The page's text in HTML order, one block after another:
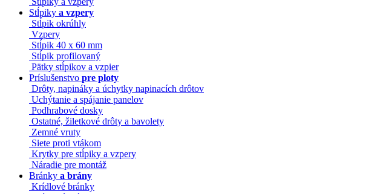
Stĺpiky a vzpery
Stĺpik okrúhly
Vzpery
Stĺpik 40 x 60 mm
Stĺpik profilovaný
Pätky stĺpikov a vzpier
Príslušenstvo pre ploty
Drôty, napináky a úchytky napinacích drôtov
Uchýtanie a spájanie panelov
Podhrabové dosky
Ostatné, žiletkové drôty a bavolety
Zemné vruty
Siete proti vtákom
Krytky pre stĺpiky a vzpery
Náradie pre montáž
Bránky a brány
Krídlové bránky